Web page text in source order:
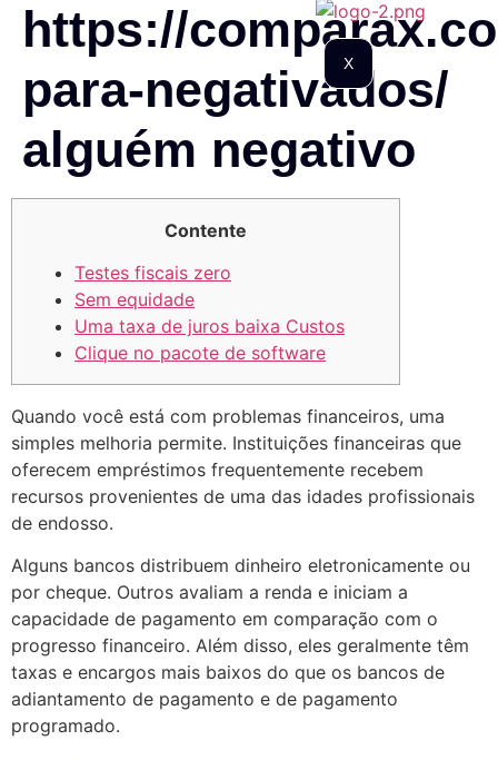
X
https://
para-negativados/
alguém negativo
Contente
Testes fiscais zero
Sem equidade
Uma taxa de juros baixa Custos
Clique no pacote de software
Quando você está com problemas financeiros, uma
simples melhoria permite. Instituições financeiras que
oferecem empréstimos frequentemente recebem
recursos provenientes de uma das idades profissionais
de endosso.
Alguns bancos distribuem dinheiro eletronicamente ou
por cheque. Outros avaliam a renda e iniciam a
capacidade de pagamento em comparação com o
progresso financeiro. Além disso, eles geralmente têm
taxas e encargos mais baixos do que os bancos de
adiantamento de pagamento e de pagamento
programado.